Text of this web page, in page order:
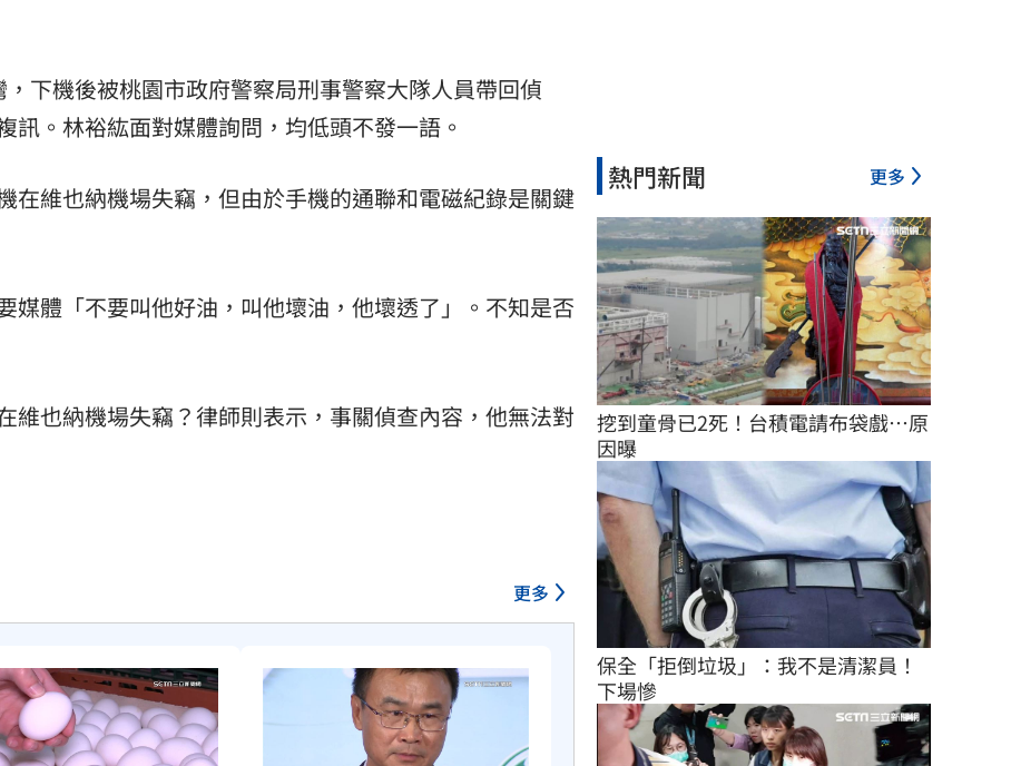
下機後被桃園市政府警察局刑事警察大隊人員帶回偵
訊。林裕紘面對媒體詢問，均低頭不發一語。
在維也納機場失竊，但由於手機的通聯和電磁紀錄是關鍵
媒體「不要叫他好油，叫他壞油，他壞透了」。不知是否
維也納機場失竊？律師則表示，事關偵查內容，他無法對
更多
熱門新聞 更多
挖到童骨已2死！台積電請布袋戲…原
因曝
保全「拒倒垃圾」：我不是清潔員！
下場慘